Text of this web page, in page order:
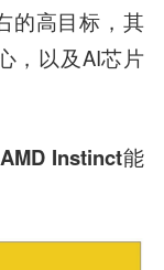
的高目标，其
，以及AI芯片
Instinct能